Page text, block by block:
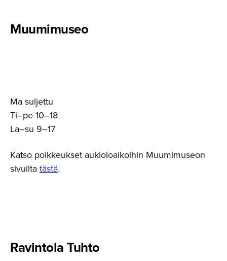
Muumimuseo
Ma suljettu
Ti–pe 10–18
La–su 9–17
Katso poikkeukset aukioloaikoihin Muumimuseon
sivuiltatästä.
Ravintola Tuhto